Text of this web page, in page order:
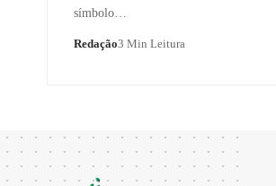
símbolo…
Redação3 Min Leitura